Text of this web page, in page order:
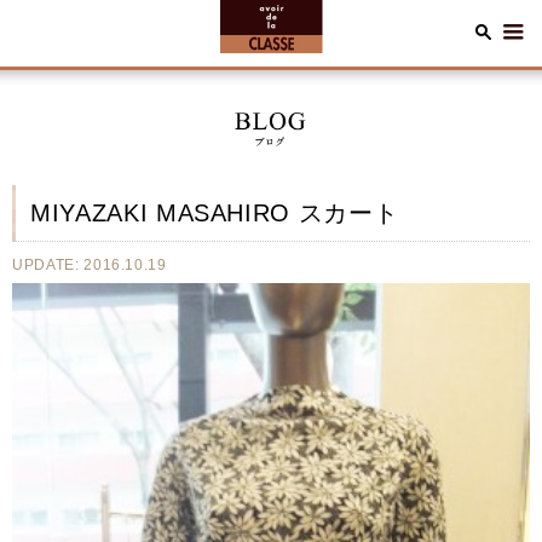
MIYAZAKI MASAHIRO スカート
UPDATE: 2016.10.19